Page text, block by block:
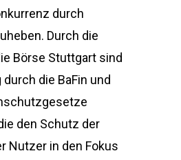
durch
Durch die
Börse Stuttgart sind
die BaFin und
den Schutz der
Nutzer in den Fokus